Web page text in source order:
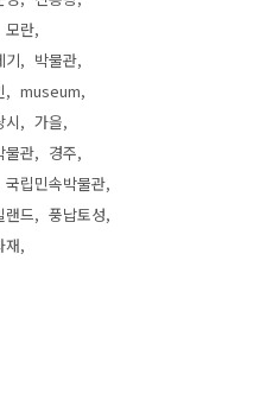
모란
기
박물관
museum
시
가을
물관
경주
국립민속박물관
랜드
풍납토성
재